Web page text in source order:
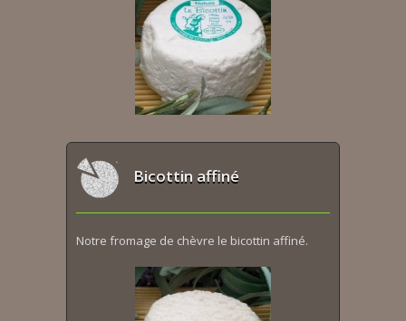
Bicottin affiné
Notre fromage de chèvre le bicottin affiné.